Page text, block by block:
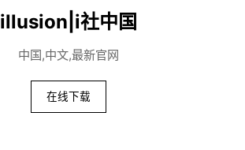
illusion|i社中国
中国,中文,最新官网
在线下载